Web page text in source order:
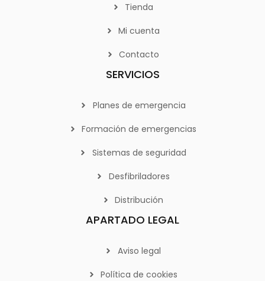
Tienda
Mi cuenta
Contacto
SERVICIOS
Planes de emergencia
Formación de emergencias
Sistemas de seguridad
Desfibriladores
Distribución
APARTADO LEGAL
Aviso legal
Política de cookies